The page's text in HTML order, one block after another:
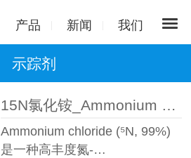
产品 新闻 我们
示踪剂
15N氯化铵_Ammonium chloride(15N,99%)
Ammonium chloride (⁵N, 99%)
是一种高丰度氮-…